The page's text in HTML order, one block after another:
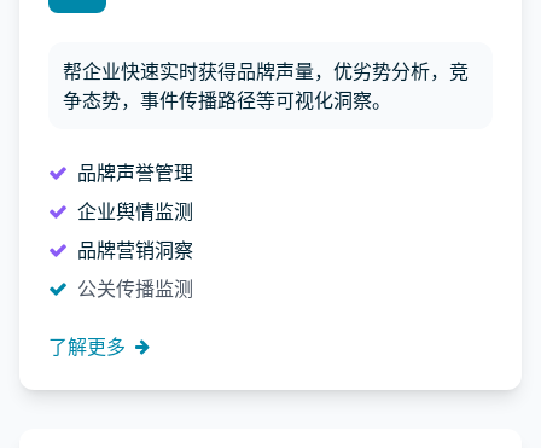
帮企业快速实时获得品牌声量，优劣势分析，竞
争态势，事件传播路径等可视化洞察。
品牌声誉管理
企业舆情监测
品牌营销洞察
公关传播监测
了解更多